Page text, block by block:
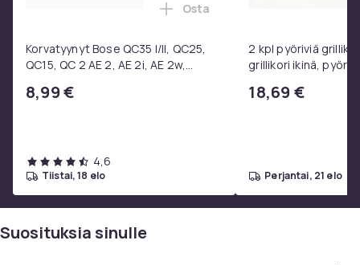
Korvatyynyt Bose QC35 I/II, QC25,
QC15, QC 2 AE 2, AE 2i, AE 2w,
8,99 €
Lisää Korvatyynyt Bose QC35
Osta
4,6
tiistai, 18 elo
2 kpl pyöriviä
grillikori ikinä,
valmistettu
18,69 €
perjantai, 21 elo
Suosituksia sinulle